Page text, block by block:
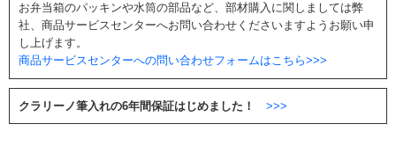
お弁当箱のパッキンや水筒の部品など、部材購入に関しましては弊
社、商品サービスセンターへお問い合わせくださいますようお願い申
し上げます。
商品サービスセンターへの問い合わせフォームはこちら>>>
クラリーノ筆入れの6年間保証はじめました！ >>>